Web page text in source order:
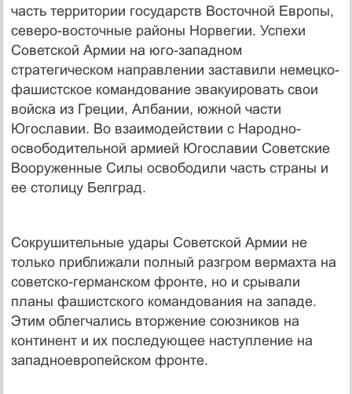
часть территории государств Восточной Европы,
северо-восточные районы Норвегии. Успехи
Советской Армии на юго-западном
стратегическом направлении заставили немецко-
фашистское командование эвакуировать свои
войска из Греции, Албании, южной части
Югославии. Во взаимодействии с Народно-
освободительной армией Югославии Советские
Вооруженные Силы освободили часть страны и
ее столицу Белград.
Сокрушительные удары Советской Армии не
только приближали полный разгром вермахта на
советско-германском фронте, но и срывали
планы фашистского командования на западе.
Этим облегчались вторжение союзников на
континент и их последующее наступление на
западноевропейском фронте.